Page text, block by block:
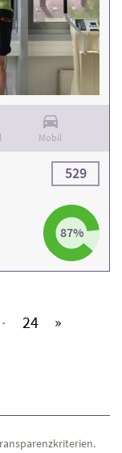
Mobil
87%
529
24(aktiv)
»